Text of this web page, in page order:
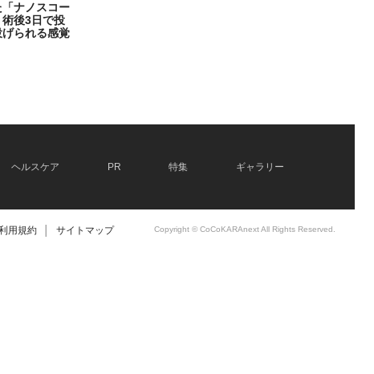
ナノスコー
後3日で投
られる感覚
ヘルスケア PR 特集 ギャラリー
用規約 サイトマップ Copyright © CoCoKARAnext All Rights Reserved.